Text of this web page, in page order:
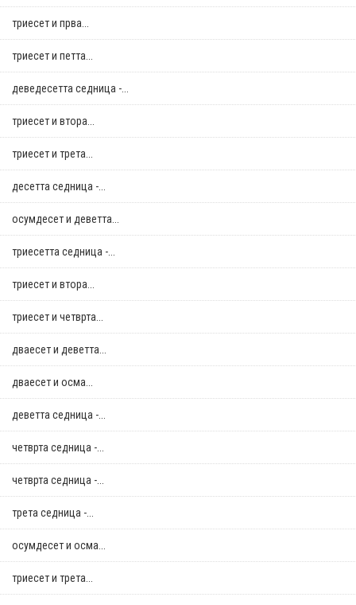
триесет и прва...
триесет и петта...
деведесетта седница -...
триесет и втора...
триесет и трета...
десетта седница -...
осумдесет и деветта...
триесетта седница -...
триесет и втора...
триесет и четврта...
дваесет и деветта...
дваесет и осма...
деветта седница -...
четврта седница -...
четврта седница -...
трета седница -...
осумдесет и осма...
триесет и трета...